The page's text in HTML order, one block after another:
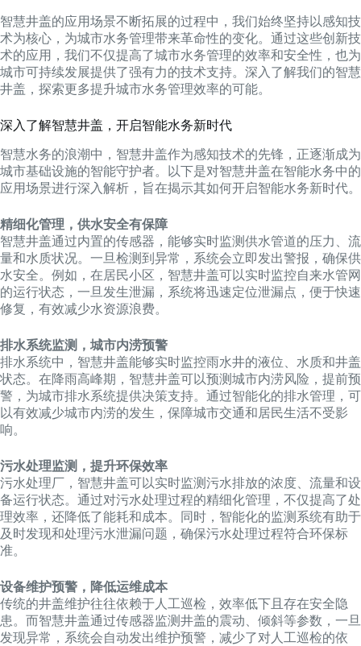
智慧井盖的应用场景不断拓展的过程中，我们始终坚持以感知技
术为核心，为城市水务管理带来革命性的变化。通过这些创新技
术的应用，我们不仅提高了城市水务管理的效率和安全性，也为
城市可持续发展提供了强有力的技术支持。深入了解我们的智慧
井盖，探索更多提升城市水务管理效率的可能。
深入了解智慧井盖，开启智能水务新时代
智慧水务的浪潮中，智慧井盖作为感知技术的先锋，正逐渐成为
城市基础设施的智能守护者。以下是对智慧井盖在智能水务中的
应用场景进行深入解析，旨在揭示其如何开启智能水务新时代。
精细化管理，供水安全有保障
智慧井盖通过内置的传感器，能够实时监测供水管道的压力、流
量和水质状况。一旦检测到异常，系统会立即发出警报，确保供
水安全。例如，在居民小区，智慧井盖可以实时监控自来水管网
的运行状态，一旦发生泄漏，系统将迅速定位泄漏点，便于快速
修复，有效减少水资源浪费。
排水系统监测，城市内涝预警
排水系统中，智慧井盖能够实时监控雨水井的液位、水质和井盖
状态。在降雨高峰期，智慧井盖可以预测城市内涝风险，提前预
警，为城市排水系统提供决策支持。通过智能化的排水管理，可
以有效减少城市内涝的发生，保障城市交通和居民生活不受影
响。
污水处理监测，提升环保效率
污水处理厂，智慧井盖可以实时监测污水排放的浓度、流量和设
备运行状态。通过对污水处理过程的精细化管理，不仅提高了处
理效率，还降低了能耗和成本。同时，智能化的监测系统有助于
及时发现和处理污水泄漏问题，确保污水处理过程符合环保标
准。
设备维护预警，降低运维成本
传统的井盖维护往往依赖于人工巡检，效率低下且存在安全隐
患。而智慧井盖通过传感器监测井盖的震动、倾斜等参数，一旦
发现异常，系统会自动发出维护预警，减少了对人工巡检的依